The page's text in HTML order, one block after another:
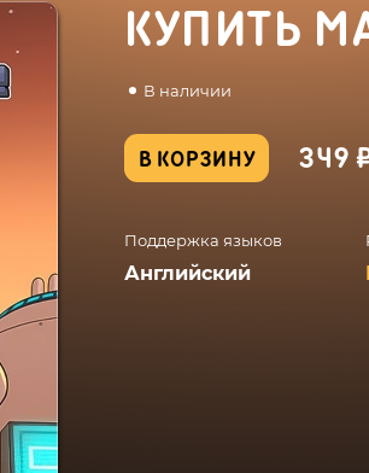
КУПИТЬ
В наличии
В КОРЗИНУ 349
Поддержка языков
Английский